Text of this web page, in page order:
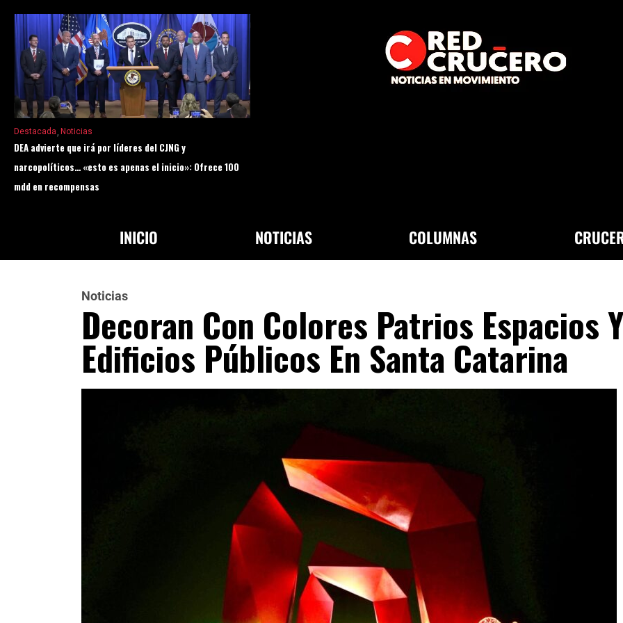
Destacada Noticias
DEA advierte que irá por líderes del CJNG y
narcopolíticos… «esto es apenas el inicio»: Ofrece 100
mdd en recompensas
INICIO NOTICIAS COLUMNAS
Noticias
Decoran Con Colores Patrios Espacios Y
Edificios Públicos En Santa Catarina